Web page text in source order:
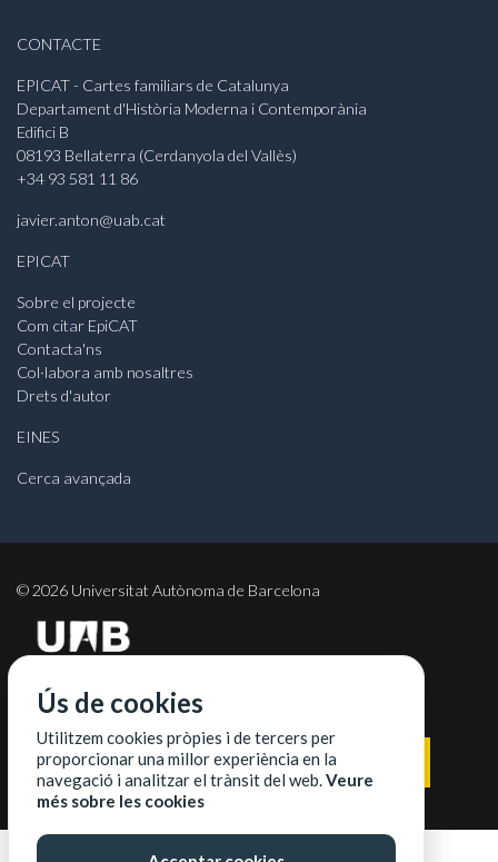
CONTACTE
EPICAT - Cartes familiars de Catalunya
Departament d'Història Moderna i Contemporània
Edifici B
08193 Bellaterra (Cerdanyola del Vallès)
+34 93 581 11 86
javier.anton@uab.cat
EPICAT
Sobre el projecte
Com citar EpiCAT
Contacta'ns
Col·labora amb nosaltres
Drets d'autor
EINES
Cerca avançada
© 2026 Universitat Autònoma de Barcelona
COL·LABORADORS
Ús de cookies
Utilitzem cookies pròpies i de tercers per
proporcionar una millor experiència en la
navegació i analitzar el trànsit del web.Veure
més sobre les cookies